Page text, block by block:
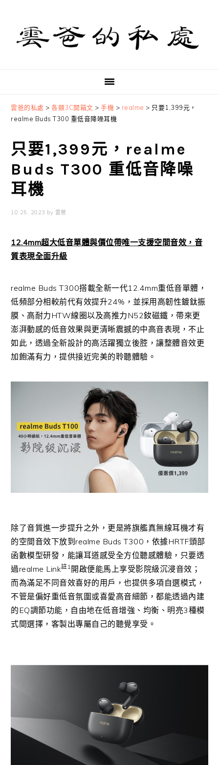
primary
navigation
content
primary
sidebar
雲爸的私處 >各類3C開箱文 >手機 > realme > 只要1,399元，
realme Buds T300 重低音降噪耳機
只要1,399元，realme
Buds T300 重低音降噪
耳機
10 25, 2023 by 雲爸
12.4mm超大低音單體與價位帶唯一支援空間音效，音
質表現全面升級
realme Buds T300搭載全新一代12.4mm重低音單體，
低頻部分相較前代有效提升24% ，並採用高韌性鍍鈦振
膜、高耐力HTW線圈以及高推力N52釹磁鐵，帶來更
澎湃動感的低音效果與更清晰震撼的中高音表現，不止
如此，透過全新設計的高活躍獨立後腔，讓整體音效更
加飽滿有力，提供接近完美的聆聽體驗。
除了音質進一步提升之外，更是將旗艦真無線耳機才有
的空間音效下放到realme Buds T300 ，依據HRTF頭部
函數模型研發，能讓耳道感受全方位聽感體驗，只要透
過realme Link註1 開啟便能馬上享受影院級沉浸音效；
而為滿足不同音效喜好的用戶，也提供多項自選模式，
不管是偏好重低音氛圍或喜愛高音細節，都能透過內建
的EQ調節功能，自由地在低音增強、均衡、明亮3種模
式間選擇，客製出專屬自己的聽覺享受。